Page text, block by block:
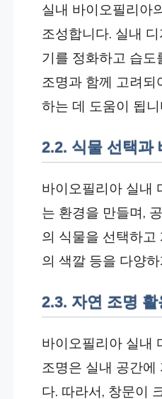
실내 바이오필리아
조성합니다. 실내
기를 정화하고 습
조명과 함께 고려되
하는 데 도움이 됩니
2.2. 식물 선택과
바이오필리아 실내
는 환경을 만들며,
의 식물을 선택하고
의 색깔 등을 다양
2.3. 자연 조명 활
바이오필리아 실내
조명은 실내 공간에
다. 따라서, 창문이